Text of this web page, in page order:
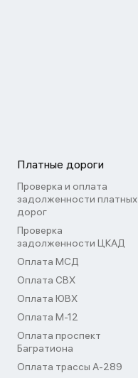
Платные дороги
Проверка и оплата
задолженности платных
дорог
Проверка
задолженности ЦКАД
Оплата МСД
Оплата СВХ
Оплата ЮВХ
Оплата М-12
Оплата проспект
Багратиона
Оплата трассы А-289